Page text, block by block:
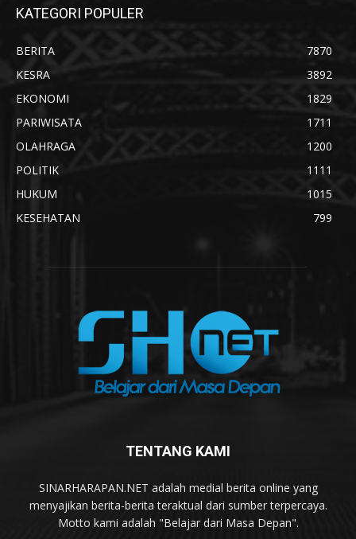
KATEGORI POPULER
BERITA
7870
KESRA
3892
EKONOMI
1829
PARIWISATA
1711
OLAHRAGA
1200
POLITIK
1111
HUKUM
1015
KESEHATAN
799
TENTANG KAMI
SINARHARAPAN.NET adalah medial berita online yang
menyajikan berita-berita teraktual dari sumber terpercaya.
Motto kami adalah "Belajar dari Masa Depan".